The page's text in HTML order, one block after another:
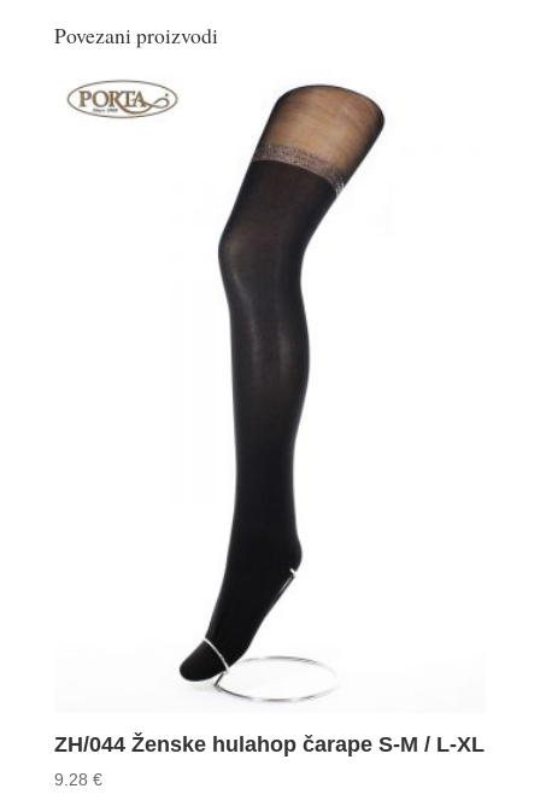
Povezani proizvodi
ZH/044 Ženske hulahop čarape S-M / L-XL
9.28 €